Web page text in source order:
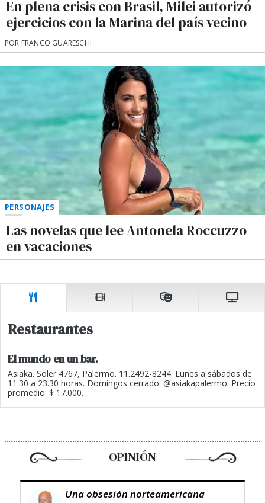
En plena crisis con Brasil, Milei autorizó
ejercicios con la Marina del país vecino
POR FRANCO GUARESCHI
PERSONAJES
Las novelas que lee Antonela Roccuzzo
en vacaciones
Restaurantes
El mundo en un bar.
Asiaka. Soler 4767, Palermo. 11.2492-8244. Lunes a sábados de
11.30 a 23.30 horas. Domingos cerrado. @asiakapalermo. Precio
promedio: $ 17.000.
OPINIÓN
Una obsesión norteamericana